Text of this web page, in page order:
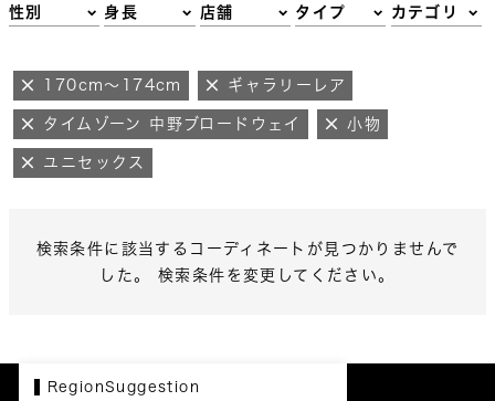
性別 身長 店舗 タイプ カテゴリ
170cm～174cm ギャラリーレア
タイムゾーン 中野ブロードウェイ 小物
ユニセックス
検索条件に該当するコーディネートが見つかりませんで
した。 検索条件を変更してください。
RegionSuggestion